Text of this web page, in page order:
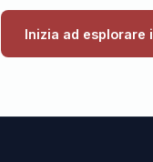
Inizia ad esplorare